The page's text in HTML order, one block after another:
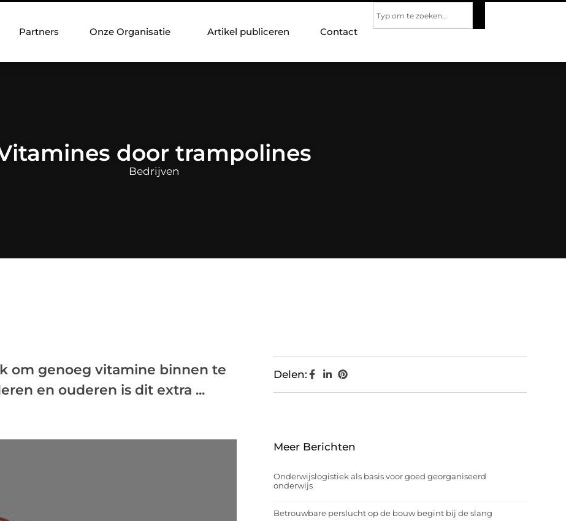
Partners Onze Organisatie Artikel publiceren Contact
door trampolines
Bedrijven
om genoeg vitamine binnen te
en ouderen is dit extra ...
Delen:
Meer Berichten
Onderwijslogistiek als basis voor goed georganiseerd
onderwijs
Betrouwbare perslucht op de bouw begint bij de slang